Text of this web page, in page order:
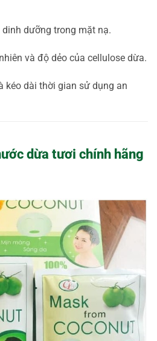
dưỡng trong mặt nạ.
và độ dẻo của cellulose dừa.
kéo dài thời gian sử dụng an
dừa tươi chính hãng